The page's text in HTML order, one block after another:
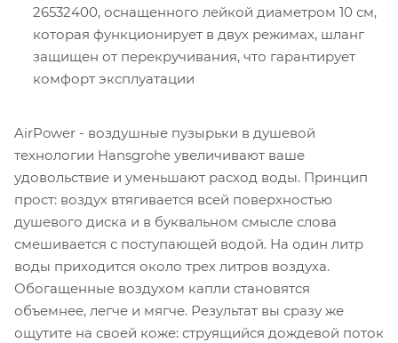
26532400, оснащенного лейкой диаметром 10 см,
которая функционирует в двух режимах, шланг
защищен от перекручивания, что гарантирует
комфорт эксплуатации
AirPower - воздушные пузырьки в душевой
технологии Hansgrohe увеличивают ваше
удовольствие и уменьшают расход воды. Принцип
прост: воздух втягивается всей поверхностью
душевого диска и в буквальном смысле слова
смешивается с поступающей водой. На один литр
воды приходится около трех литров воздуха.
Обогащенные воздухом капли становятся
объемнее, легче и мягче. Результат вы сразу же
ощутите на своей коже: струящийся дождевой поток